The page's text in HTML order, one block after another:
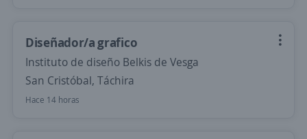
Diseñador/a grafico
Instituto de diseño Belkis de Vesga
San Cristóbal, Táchira
Hace 14 horas